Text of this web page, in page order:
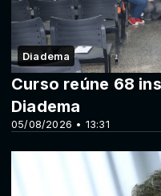
Diadema
05/08/2026 • 13:31
Curso reúne 68
Diadema